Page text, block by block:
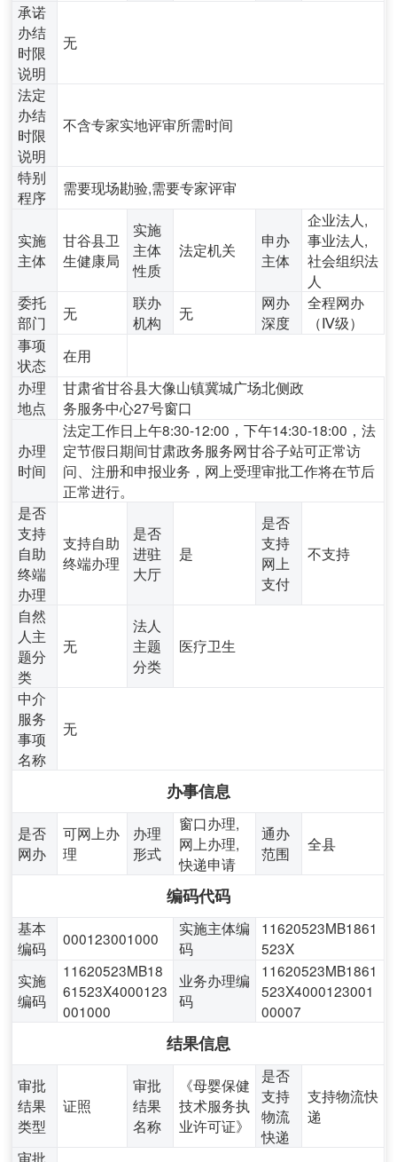
承诺
办结
时限
说明
无
法定
办结
时限
说明
不含专家实地评审所需时间
特别
程序
需要现场勘验,需要专家评审
实施
主体
甘谷县卫
生健康局
实施
主体
性质
法定机关
申办
主体
企业法人,
事业法人,
社会组织法
人
委托
部门
无
联办
机构
无
网办
深度
全程网办
（Ⅳ级）
事项
状态
在用
办理
地点
甘肃省甘谷县大像山镇冀城广场北侧政
务服务中心27号窗口
办理
时间
法定工作日上午8:30-12:00，下午14:30-18:00，法
定节假日期间甘肃政务服务网甘谷子站可正常访
问、注册和申报业务，网上受理审批工作将在节后
正常进行。
是否
支持
自助
终端
办理
支持自助
终端办理
是否
进驻
大厅
是
是否
支持
网上
支付
不支持
自然
人主
题分
类
无
法人
主题
分类
医疗卫生
中介
服务
事项
名称
无
办事信息
是否
网办
可网上办
理
办理
形式
窗口办理,
网上办理,
快递申请
通办
范围
全县
编码代码
基本
编码
000123001000
实施主体编
码
11620523MB1861
523X
实施
编码
11620523MB18
61523X4000123
001000
业务办理编
码
11620523MB1861
523X4000123001
00007
结果信息
审批
结果
类型
证照
审批
结果
名称
《母婴保健
技术服务执
业许可证》
是否
支持
物流
快递
支持物流快
递
审批